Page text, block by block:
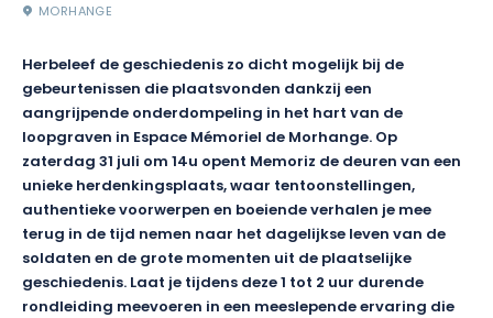
MORHANGE
Herbeleef de geschiedenis zo dicht mogelijk bij de
gebeurtenissen die plaatsvonden dankzij een
aangrijpende onderdompeling in het hart van de
loopgraven in Espace Mémoriel de Morhange. Op
zaterdag 31 juli om 14u opent Memoriz de deuren van een
unieke herdenkingsplaats, waar tentoonstellingen,
authentieke voorwerpen en boeiende verhalen je mee
terug in de tijd nemen naar het dagelijkse leven van de
soldaten en de grote momenten uit de plaatselijke
geschiedenis. Laat je tijdens deze 1 tot 2 uur durende
rondleiding meevoeren in een meeslepende ervaring die